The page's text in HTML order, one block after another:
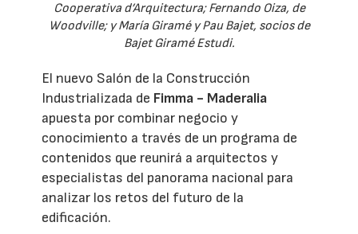
Cooperativa d’Arquitectura; Fernando Oiza, de
Woodville; y María Giramé y Pau Bajet, socios de
Bajet Giramé Estudi.
El nuevo Salón de la Construcción
Industrializada de Fimma - Maderalia
apuesta por combinar negocio y
conocimiento a través de un programa de
contenidos que reunirá a arquitectos y
especialistas del panorama nacional para
analizar los retos del futuro de la
edificación.